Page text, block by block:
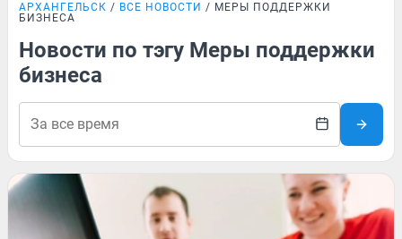
АРХАНГЕЛЬСК ВСЕ НОВОСТИ
МЕРЫ ПОДДЕРЖКИ
БИЗНЕСА
Новости по тэгу Меры поддержки
бизнеса